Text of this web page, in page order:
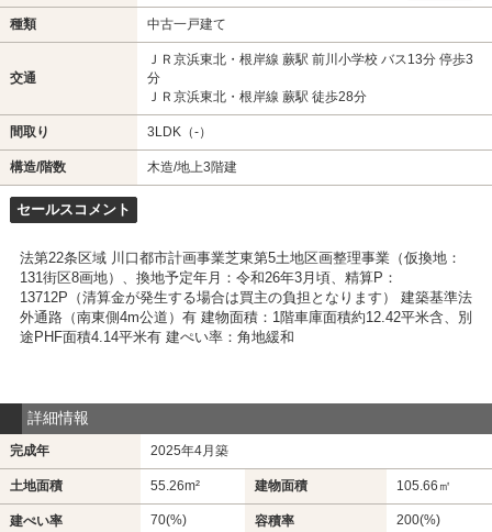
種類 中古一戸建て
交通
ＪＲ京浜東北・根岸線 蕨駅 前川小学校 バス13分 停歩3
分
ＪＲ京浜東北・根岸線 蕨駅 徒歩28分
間取り 3LDK（-）
構造/階数 木造/地上3階建
セールスコメント
法第22条区域 川口都市計画事業芝東第5土地区画整理事業（仮換地：
131街区8画地）、換地予定年月：令和26年3月頃、精算P：
13712P（清算金が発生する場合は買主の負担となります） 建築基準法
外通路（南東側4m公道）有 建物面積：1階車庫面積約12.42平米含、別
途PHF面積4.14平米有 建ぺい率：角地緩和
詳細情報
完成年 2025年4月築
土地面積 55.26m² 建物面積 105.66㎡
建ぺい率 70(%) 容積率 200(%)